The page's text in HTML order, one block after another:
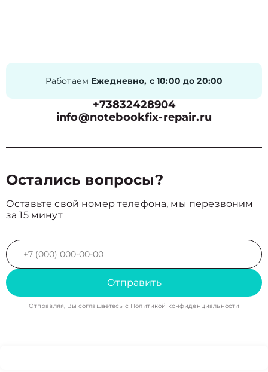
Работаем Ежедневно, с 10:00 до 20:00
+73832428904
info@notebookfix-repair.ru
Остались вопросы?
Оставьте свой номер телефона, мы перезвоним
за 15 минут
Отправить
Отправляя, Вы соглашаетесь с Политикой конфиденциальности